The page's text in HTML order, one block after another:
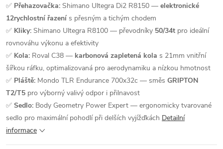
✅ Přehazovačka: Shimano Ultegra Di2 R8150 — elektronické
12rychlostní řazení s přesným a tichým chodem
✅ Kliky: Shimano Ultegra R8100 — převodníky 50/34t pro ideální
rovnováhu výkonu a efektivity
✅ Kola: Roval C38 — karbonová zapletená kola s 21mm vnitřní
šířkou ráfku, optimalizovaná pro aerodynamiku a nízkou hmotnost
✅ Pláště: Mondo TLR Endurance 700x32c — směs GRIPTON
T2/T5 pro výborný valivý odpor i přilnavost
✅ Sedlo: Body Geometry Power Expert — ergonomicky tvarované
sedlo pro maximální pohodlí při delších vyjížďkách Detailní
informace